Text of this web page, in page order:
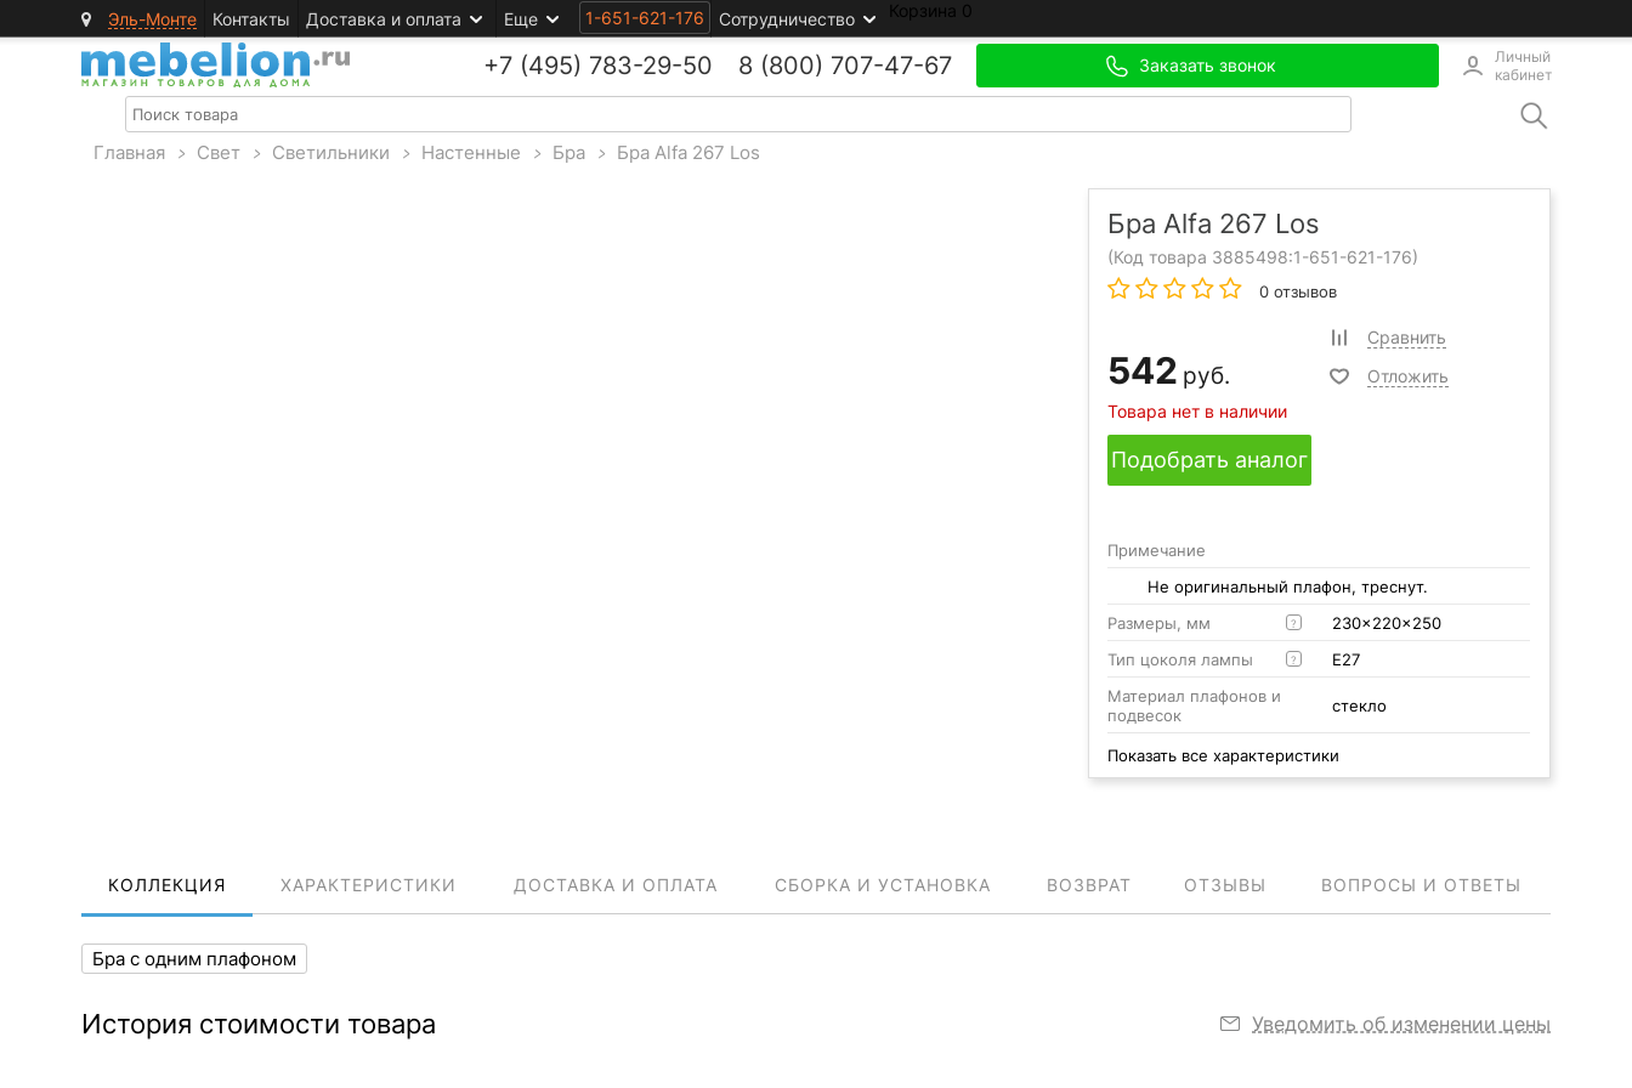
Эль-Монте Контакты Доставка и оплата Еще 1-651-621-176 Сотрудничество Корзина 0
+7 (495) 783-29-50 8 (800) 707-47-67 Заказать звонок
Личный
кабинет
Главная > Свет > Светильники > Настенные > Бра > Бра Alfa 267 Los
Бра Alfa 267 Los
(Код товара 3885498:1-651-621-176)
0 отзывов
542 руб.
Товара нет в наличии
Сравнить
Отложить
Подобрать аналог
Примечание
Не оригинальный плафон, треснут.
Размеры, мм
?
230x220x250
Тип цоколя лампы
?
E27
Материал плафонов и
подвесок
стекло
Показать все характеристики
КОЛЛЕКЦИЯ ХАРАКТЕРИСТИКИ ДОСТАВКА И ОПЛАТА СБОРКА И УСТАНОВКА ВОЗВРАТ ОТЗЫВЫ ВОПРОСЫ И ОТВЕТЫ
Бра с одним плафоном
История стоимости товара Уведомить об изменении цены